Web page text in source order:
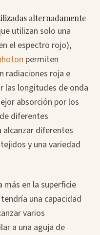
alternadamente
utilizan solo una
el espectro rojo),
permiten
radiaciones roja e
las longitudes de onda
absorción por los
diferentes
diferentes
y una variedad
más en la superficie
una capacidad
varios
a una aguja de